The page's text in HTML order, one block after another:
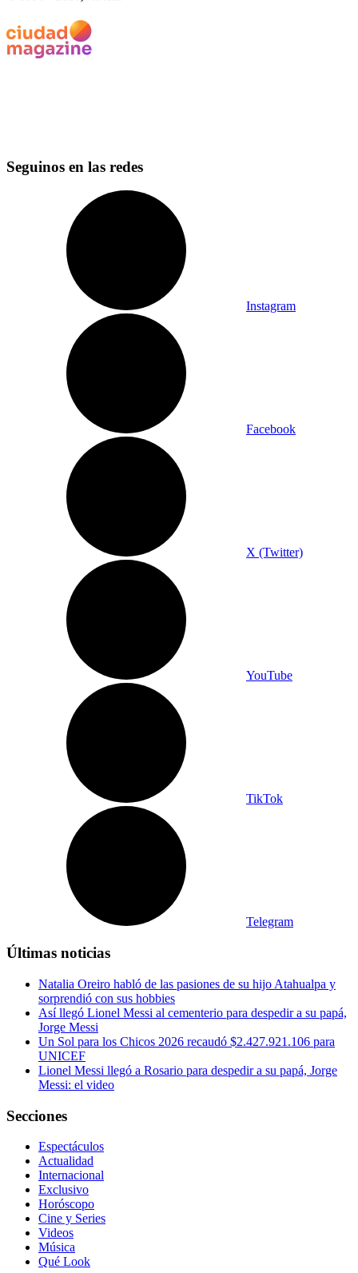
Seguinos en las redes
Instagram
Facebook
X (Twitter)
YouTube
TikTok
Telegram
Últimas noticias
Natalia Oreiro habló de las pasiones de su hijo Atahualpa y
sorprendió con sus hobbies
Así llegó Lionel Messi al cementerio para despedir a su papá,
Jorge Messi
Un Sol para los Chicos 2026 recaudó $2.427.921.106 para
UNICEF
Lionel Messi llegó a Rosario para despedir a su papá, Jorge
Messi: el video
Secciones
Espectáculos
Actualidad
Internacional
Exclusivo
Horóscopo
Cine y Series
Videos
Música
Qué Look